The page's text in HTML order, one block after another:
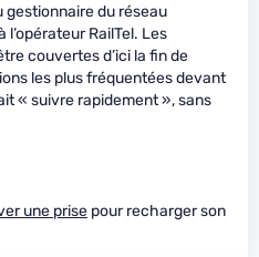
gestionnaire du réseau
RailTel. Les
couvertes d’ici la fin de
les plus fréquentées devant
« suivre rapidement », sans
une prise pour recharger son